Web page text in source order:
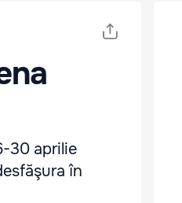
30 aprilie
în